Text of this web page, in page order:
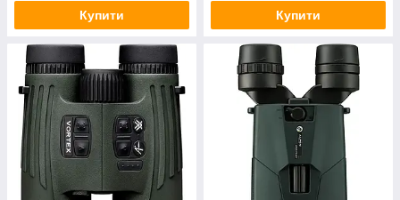
Купити Купити